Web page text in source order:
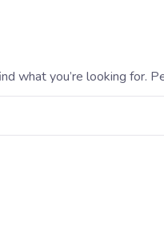
what you’re looking for.